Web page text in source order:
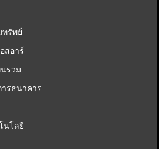
ทรัพย์
สอาร์
รวม
ารธนาคาร
นโลยี